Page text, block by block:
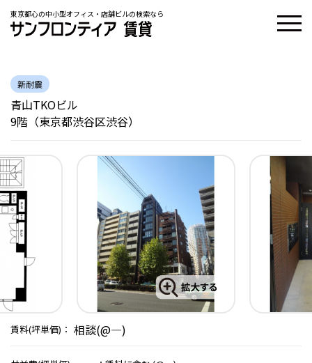
東京都心の中小型オフィス・店舗ビルの検索なら
新耐震
青山TKOビル
9階（東京都渋谷区渋谷）
賃料(坪単価)： 相談(@―)